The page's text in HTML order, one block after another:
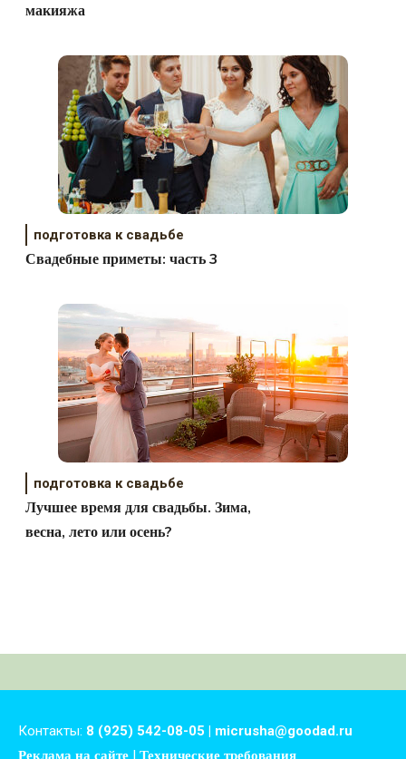
макияжа
подготовка к свадьбе
Свадебные приметы: часть 3
подготовка к свадьбе
Лучшее время для свадьбы. Зима,
весна, лето или осень?
Контакты: 8 (925) 542-08-05 | micrusha@goodad.ru
Реклама на сайте | Технические требования